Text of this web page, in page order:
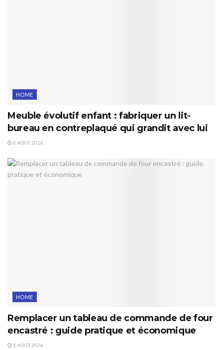
HOME
Meuble évolutif enfant : fabriquer un lit-
bureau en contreplaqué qui grandit avec lui
6 AOÛT 2026
HOME
Remplacer un tableau de commande de four
encastré : guide pratique et économique
5 AOÛT 2026